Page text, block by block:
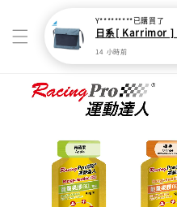
Y*********已購買了
14 小時前